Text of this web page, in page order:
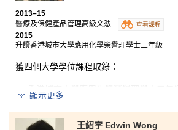
2013–15
醫療及保健產品管理高級文憑
查看課程
2015
升讀香港城市大學應用化學榮譽理學士三年級
獲四個大學學位課程取錄：
香港城市大學應用化學榮譽理學士三年級
香港中文大學兩年制社區健康理學士
顯示更多
王紹宇 Edwin Wong